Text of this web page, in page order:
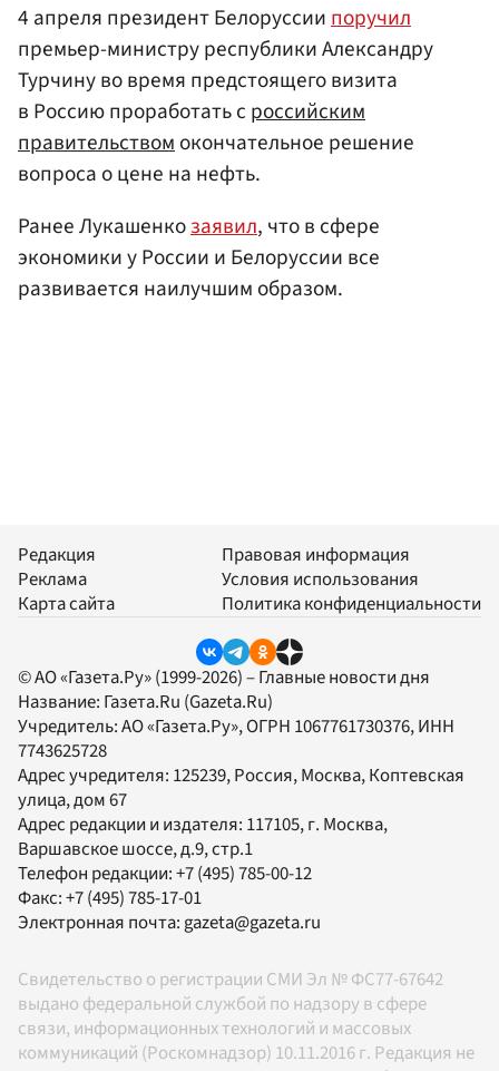
4 апреля президент Белоруссиипоручил
премьер-министру республики Александру
Турчину во время предстоящего визита
в Россию проработать с российским
правительствомокончательное решение
вопроса о цене на нефть.
Ранее Лукашенкозаявил, что в сфере
экономики у России и Белоруссии все
развивается наилучшим образом.
Редакция
Реклама
Карта сайта
Правовая информация
Условия использования
Политика конфиденциальности
© АО «Газета.Ру» (1999-2026) – Главные новости дня
Название: Газета.Ru (Gazeta.Ru)
Учредитель:АО «Газета.Ру», ОГРН 1067761730376, ИНН
7743625728
Адрес учредителя: 125239, Россия, Москва, Коптевская
улица, дом 67
Адрес редакции и издателя: 117105, г. Москва,
Варшавское шоссе, д.9, стр.1
Телефон редакции:+7 (495) 785-00-12
Факс:+7 (495) 785-17-01
Электронная почта:gazeta@gazeta.ru
Свидетельство о регистрации СМИ Эл № ФС77-67642
выдано федеральной службой по надзору в сфере
связи, информационных технологий и массовых
коммуникаций (Роскомнадзор) 10.11.2016 г. Редакция не